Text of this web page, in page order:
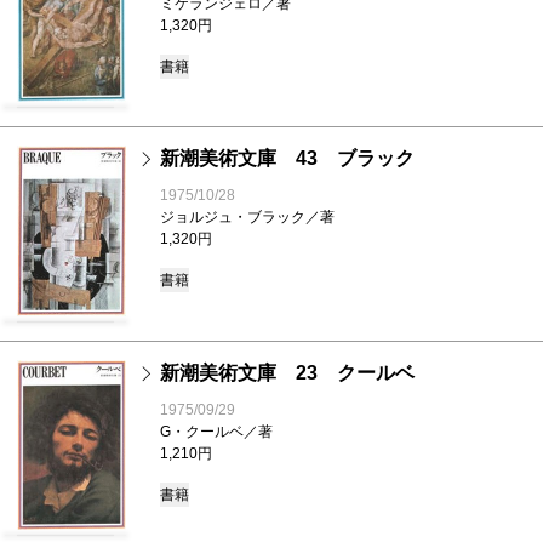
ミケランジェロ／著
1,320円
書籍
新潮美術文庫 43 ブラック
1975/10/28
ジョルジュ・ブラック／著
1,320円
書籍
新潮美術文庫 23 クールベ
1975/09/29
G・クールベ／著
1,210円
書籍